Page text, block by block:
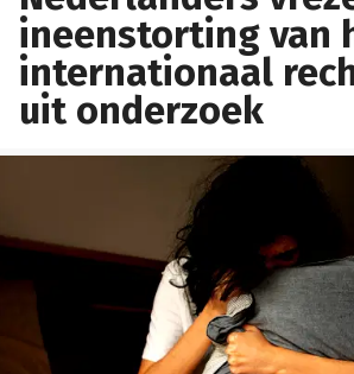
ineenstorting van
internationaal
uit onderzoek